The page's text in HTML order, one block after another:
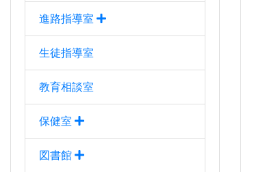
進路指導室
生徒指導室
教育相談室
保健室
図書館